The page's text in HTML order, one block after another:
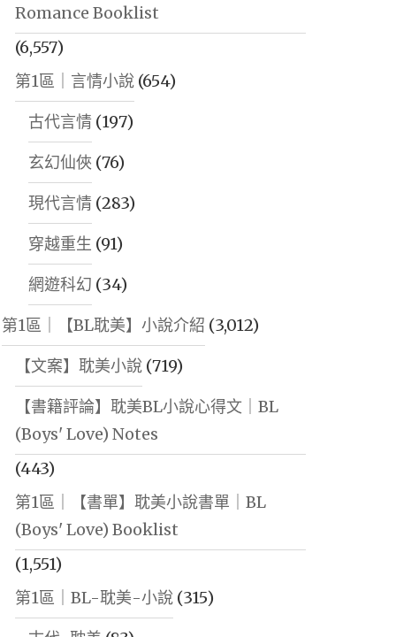
Romance Booklist
(6,557)
第1區｜言情小說(654)
古代言情(197)
玄幻仙俠 (76)
現代言情(283)
穿越重生 (91)
網遊科幻 (34)
第1區｜【BL耽美】小說介紹 (3,012)
【文案】耽美小說(719)
【書籍評論】耽美BL小說心得文｜BL
(Boys' Love) Notes
(443)
第1區｜【書單】耽美小說書單｜BL
(Boys' Love) Booklist
(1,551)
第1區｜BL-耽美-小說(315)